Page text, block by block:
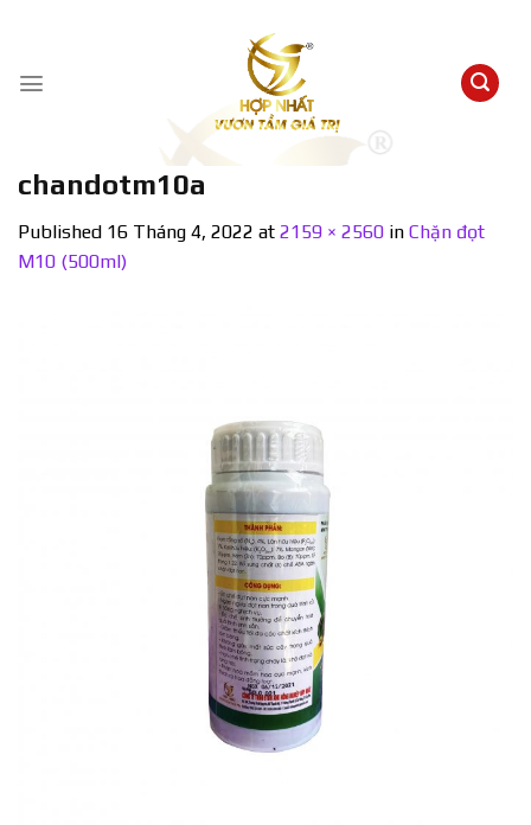
content
chandotm10a
Published 16 Tháng 4, 2022 at 2159 × 2560 in Chặn đọt
M10 (500ml)